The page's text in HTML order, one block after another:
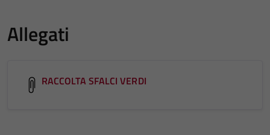
Allegati
RACCOLTA SFALCI VERDI